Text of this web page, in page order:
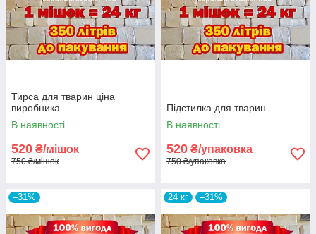
Тирса для тварин ціна
виробника
В наявності
520 ₴/мішок
750 ₴/мішок
Підстилка для тварин
В наявності
520 ₴/упаковка
750 ₴/упаковка
–31% 24 кг –31%